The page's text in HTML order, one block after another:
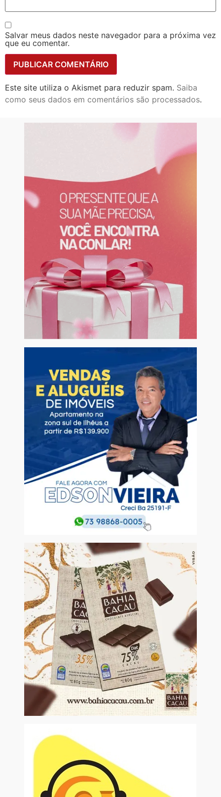
Salvar meus dados neste navegador para a próxima vez
que eu comentar.
Este site utiliza o Akismet para reduzir spam. Saiba
como seus dados em comentários são processados.